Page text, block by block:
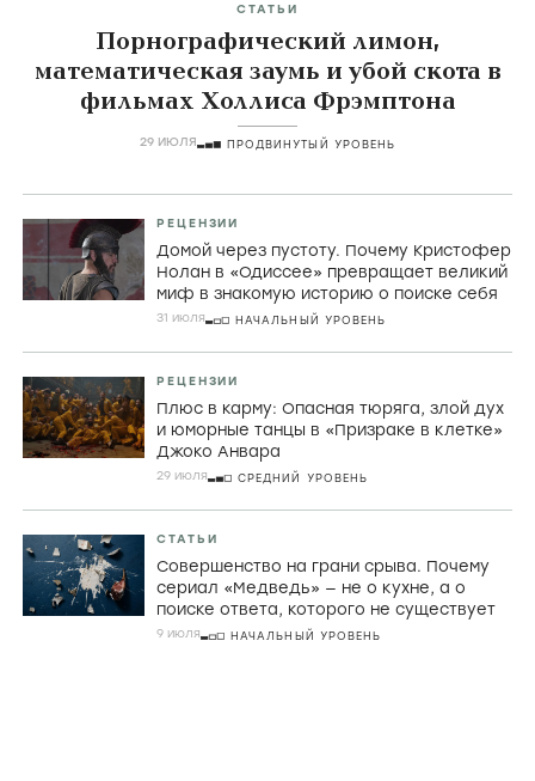
СТАТЬИ
Порнографический лимон,
математическая заумь и убой скота в
фильмах Холлиса Фрэмптона
29 ИЮЛЯ ПРОДВИНУТЫЙ УРОВЕНЬ
РЕЦЕНЗИИ
Домой через пустоту. Почему Кристофер
Нолан в «Одиссее» превращает великий
миф в знакомую историю о поиске себя
31 июля НАЧАЛЬНЫЙ УРОВЕНЬ
РЕЦЕНЗИИ
Плюс в карму: Опасная тюряга, злой дух
и юморные танцы в «Призраке в клетке»
Джоко Анвара
29 июля СРЕДНИЙ УРОВЕНЬ
СТАТЬИ
Совершенство на грани срыва. Почему
сериал «Медведь» — не о кухне, а о
поиске ответа, которого не существует
9 июля НАЧАЛЬНЫЙ УРОВЕНЬ